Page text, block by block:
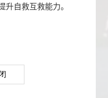
升自救互救能力。